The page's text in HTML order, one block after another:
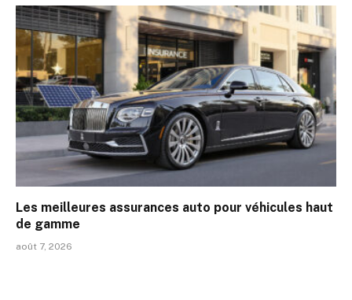
Les meilleures assurances auto pour véhicules haut
de gamme
août 7, 2026